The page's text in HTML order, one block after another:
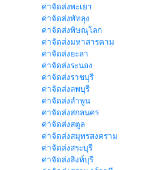
ค่าจัดส่งพะเยา
ค่าจัดส่งพัทลุง
ค่าจัดส่งพิษณุโลก
ค่าจัดส่งมหาสารคาม
ค่าจัดส่งยะลา
ค่าจัดส่งระนอง
ค่าจัดส่งราชบุรี
ค่าจัดส่งลพบุรี
ค่าจัดส่งลำพูน
ค่าจัดส่งสกลนคร
ค่าจัดส่งสตูล
ค่าจัดส่งสมุทรสงคราม
ค่าจัดส่งสระบุรี
ค่าจัดส่งสิงห์บุรี